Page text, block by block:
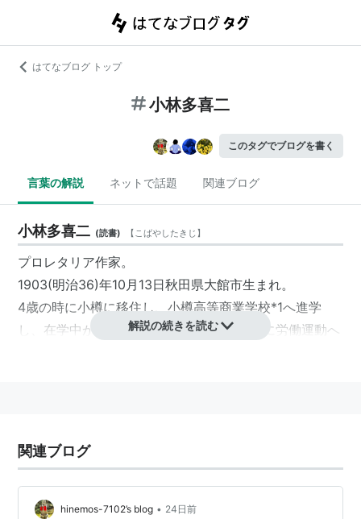
はてなブログ トップ
小林多喜二
このタグでブログを書く
言葉の解説 ネットで話題 関連ブログ
小林多喜二 (読書) 【こばやしたきじ 】
プロレタリア作家。
1903(明治36)年10月13日秋田県大館市生まれ。
4歳の時に小樽に移住し、小樽高等商業学校*1へ進学
し、在学中から文学活動に取り組むと同時に労働運動へ
主な作品
『一九二八年三月十五日』 1928年
『蟹工船』1929年
解説の続きを読む
関連ブログ
hinemos-7102’s blog • 24日前